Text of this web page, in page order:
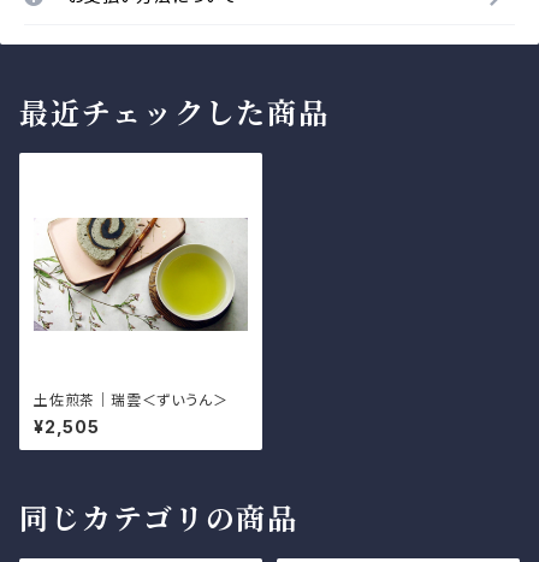
最近チェックした商品
土佐煎茶｜瑞雲＜ずいうん＞
¥2,505
同じカテゴリの商品